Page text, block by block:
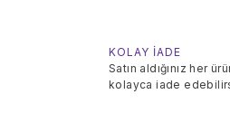
KOLAY İADE
Satın aldığınız her
kolayca iade